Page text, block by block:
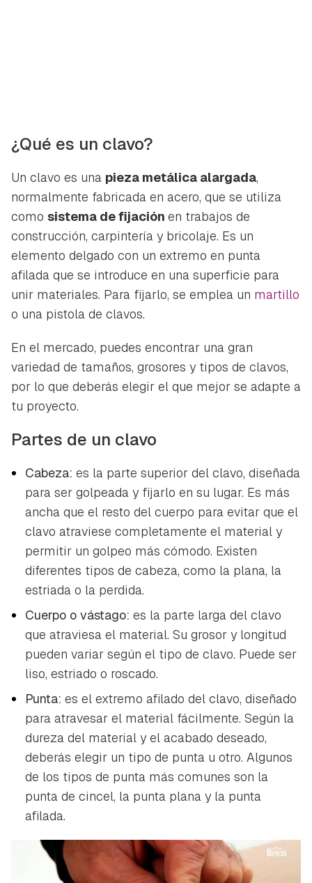
¿Qué es un clavo?
Un clavo es una pieza metálica alargada,
normalmente fabricada en acero, que se utiliza
como sistema de fijación en trabajos de
construcción, carpintería y bricolaje. Es un
elemento delgado con un extremo en punta
afilada que se introduce en una superficie para
unir materiales. Para fijarlo, se emplea un martillo
o una pistola de clavos.
En el mercado, puedes encontrar una gran
variedad de tamaños, grosores y tipos de clavos,
por lo que deberás elegir el que mejor se adapte a
tu proyecto.
Partes de un clavo
Cabeza: es la parte superior del clavo, diseñada
para ser golpeada y fijarlo en su lugar. Es más
ancha que el resto del cuerpo para evitar que el
clavo atraviese completamente el material y
permitir un golpeo más cómodo. Existen
diferentes tipos de cabeza, como la plana, la
estriada o la perdida.
Cuerpo o vástago: es la parte larga del clavo
que atraviesa el material. Su grosor y longitud
pueden variar según el tipo de clavo. Puede ser
liso, estriado o roscado.
Punta: es el extremo afilado del clavo, diseñado
para atravesar el material fácilmente. Según la
dureza del material y el acabado deseado,
deberás elegir un tipo de punta u otro. Algunos
de los tipos de punta más comunes son la
punta de cincel, la punta plana y la punta
afilada.